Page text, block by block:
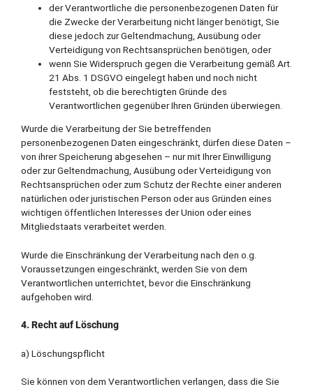
der Verantwortliche die personenbezogenen Daten für
die Zwecke der Verarbeitung nicht länger benötigt, Sie
diese jedoch zur Geltendmachung, Ausübung oder
Verteidigung von Rechtsansprüchen benötigen, oder
wenn Sie Widerspruch gegen die Verarbeitung gemäß Art.
21 Abs. 1 DSGVO eingelegt haben und noch nicht
feststeht, ob die berechtigten Gründe des
Verantwortlichen gegenüber Ihren Gründen überwiegen.
Wurde die Verarbeitung der Sie betreffenden
personenbezogenen Daten eingeschränkt, dürfen diese Daten –
von ihrer Speicherung abgesehen – nur mit Ihrer Einwilligung
oder zur Geltendmachung, Ausübung oder Verteidigung von
Rechtsansprüchen oder zum Schutz der Rechte einer anderen
natürlichen oder juristischen Person oder aus Gründen eines
wichtigen öffentlichen Interesses der Union oder eines
Mitgliedstaats verarbeitet werden.
Wurde die Einschränkung der Verarbeitung nach den o.g.
Voraussetzungen eingeschränkt, werden Sie von dem
Verantwortlichen unterrichtet, bevor die Einschränkung
aufgehoben wird.
4. Recht auf Löschung
a) Löschungspflicht
Sie können von dem Verantwortlichen verlangen, dass die Sie